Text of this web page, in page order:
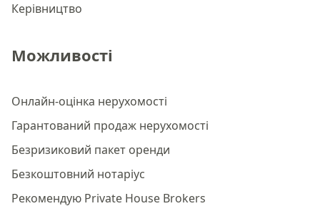
Керівництво
Можливості
Онлайн-оцінка нерухомості
Гарантований продаж нерухомості
Безризиковий пакет оренди
Безкоштовний нотаріус
Рекомендую Private House Brokers